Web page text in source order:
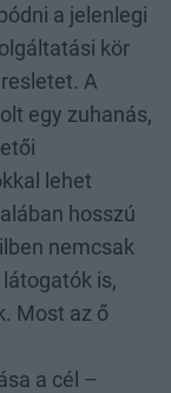
a jelenlegi
kör
A
egy zuhanás,
lehet
hosszú
nemcsak
is,
Most az ő
a cél –